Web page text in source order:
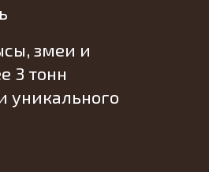
змеи и
3 тонн
уникального